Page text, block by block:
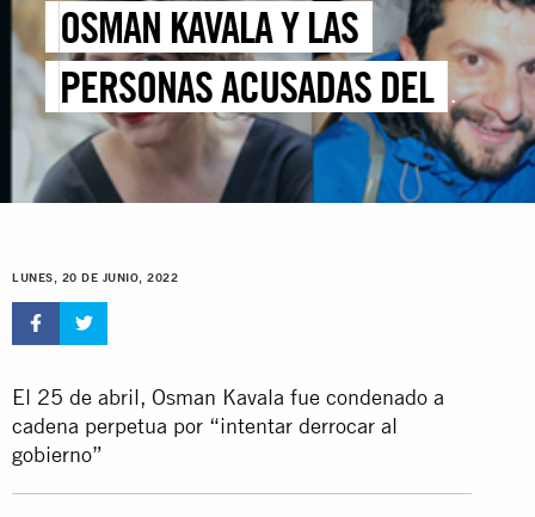
OSMAN KAVALA Y LAS
PERSONAS ACUSADAS DEL
PARQUE GEZI
LUNES, 20 DE JUNIO, 2022
El 25 de abril, Osman Kavala fue condenado a
cadena perpetua por “intentar derrocar al
gobierno”